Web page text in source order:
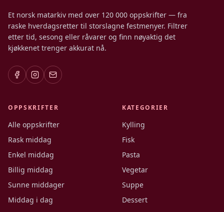
Et norsk matarkiv med over 120 000 oppskrifter — fra
raske hverdagsretter til storslagne festmenyer. Filtrer
etter tid, sesong eller råvarer og finn nøyaktig det
kjøkkenet trenger akkurat nå.
OPPSKRIFTER
Alle oppskrifter
Rask middag
Enkel middag
Billig middag
Sunne middager
Middag i dag
KATEGORIER
Kylling
Fisk
Pasta
Vegetar
Suppe
Dessert